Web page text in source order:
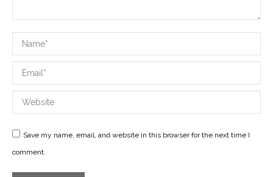
Name *
Email *
Website
Save my name, email, and website in this browser for the next time I
comment.